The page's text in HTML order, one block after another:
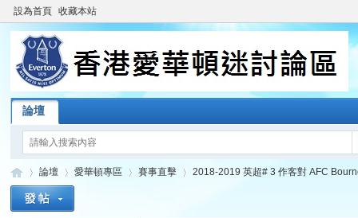
設為首頁 收藏本站
論壇
論壇 愛華頓專區 賽事直擊 2018-2019 英超# 3 作客對 AFC